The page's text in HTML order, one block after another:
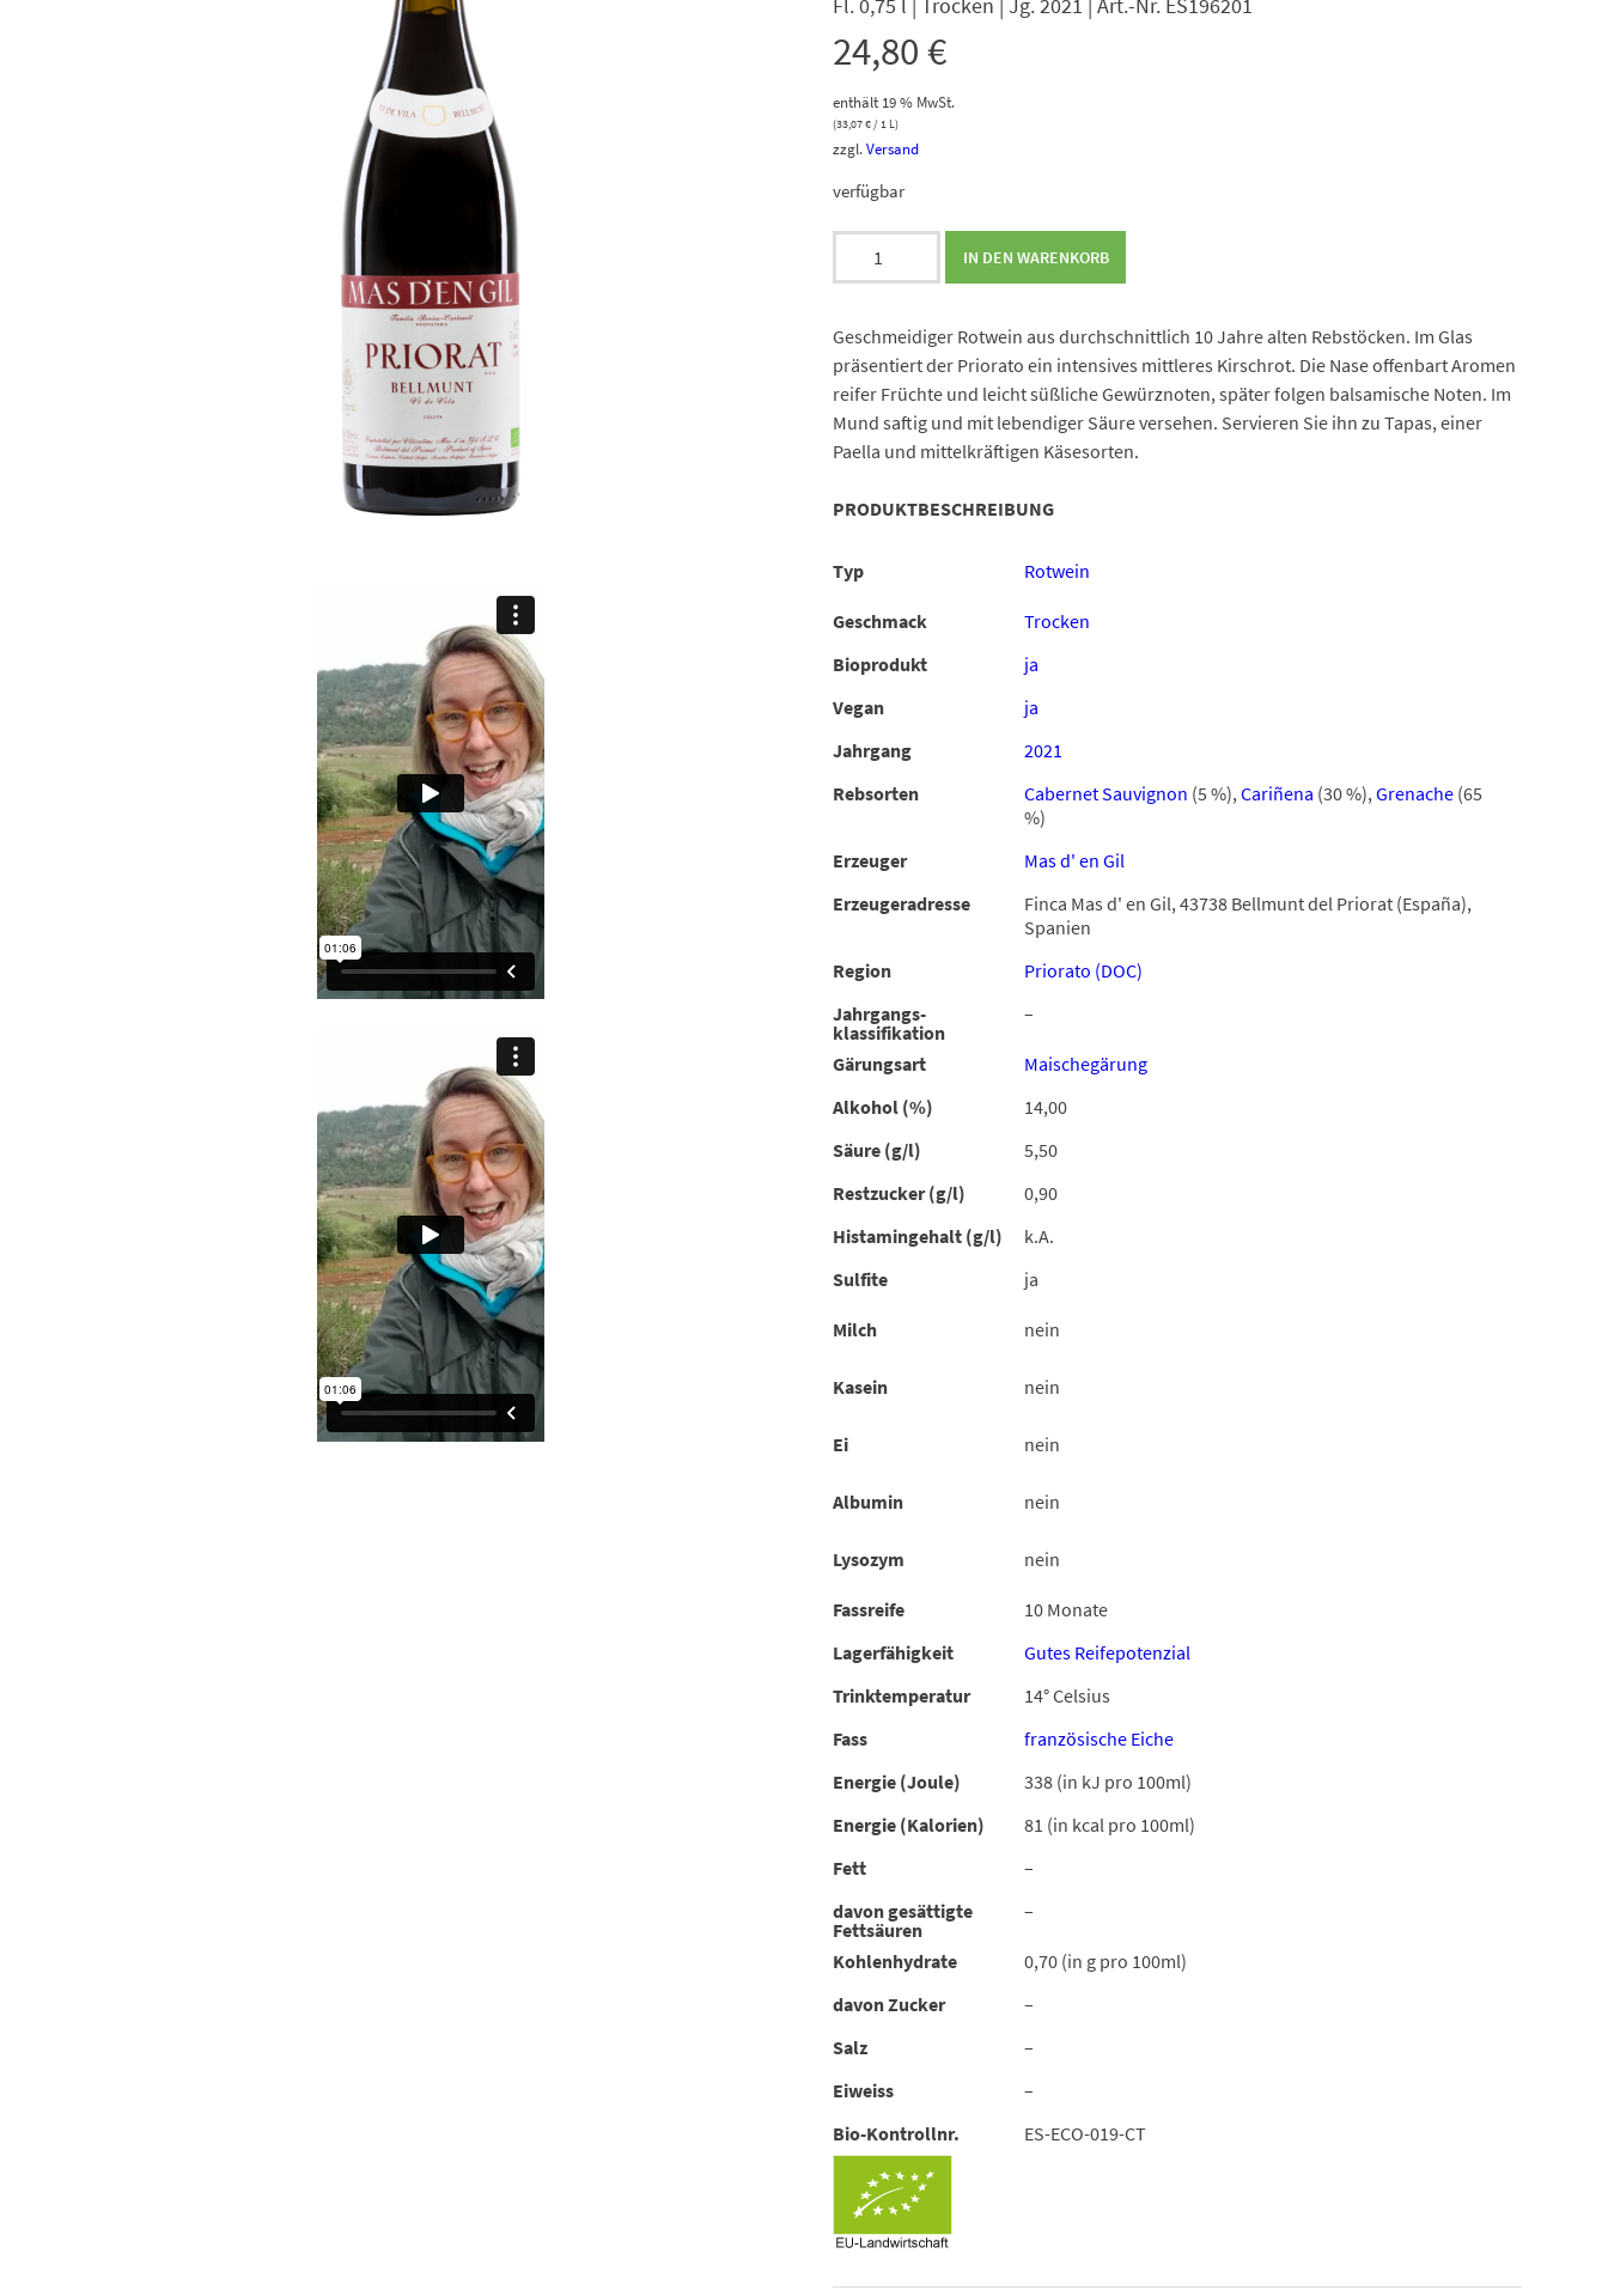
24,80€
enthält 19 % MwSt.
(33,07€/ 1 L)
zzgl.Versand
verfügbar
IN DEN WARENKORB
Geschmeidiger Rotwein aus durchschnittlich 10 Jahre alten Rebstöcken. Im Glas
präsentiert der Priorato ein intensives mittleres Kirschrot. Die Nase offenbart Aromen
reifer Früchte und leicht süßliche Gewürznoten, später folgen balsamische Noten. Im
Mund saftig und mit lebendiger Säure versehen. Servieren Sie ihn zu Tapas, einer
Paella und mittelkräftigen Käsesorten.
PRODUKTBESCHREIBUNG
Typ Rotwein
Geschmack
Trocken
Bioprodukt
ja
Vegan
ja
Jahrgang
2021
Rebsorten
Cabernet Sauvignon (5 %),Cariñena (30 %),Grenache (65
%)
Erzeuger
Mas d' en Gil
Erzeugeradresse
Finca Mas d' en Gil, 43738 Bellmunt del Priorat (España),
Spanien
Region
Priorato (DOC)
Jahrgangs-
klassifikation
–
Gärungsart
Maischegärung
Alkohol (%)
14,00
Säure (g/l)
5,50
Restzucker (g/l)
0,90
Histamingehalt (g/l)
k.A.
Sulfite
ja
Milch nein
Kasein nein
Ei nein
Albumin nein
Lysozym nein
Fassreife
10 Monate
Lagerfähigkeit
Gutes Reifepotenzial
Trinktemperatur
14° Celsius
Fass
französische Eiche
Energie (Joule)
338 (in kJ pro 100ml)
Energie (Kalorien)
81 (in kcal pro 100ml)
Fett
–
davon gesättigte
Fettsäuren
–
Kohlenhydrate
0,70 (in g pro 100ml)
davon Zucker
–
Salz
–
Eiweiss
–
Bio-Kontrollnr.
ES-ECO-019-CT